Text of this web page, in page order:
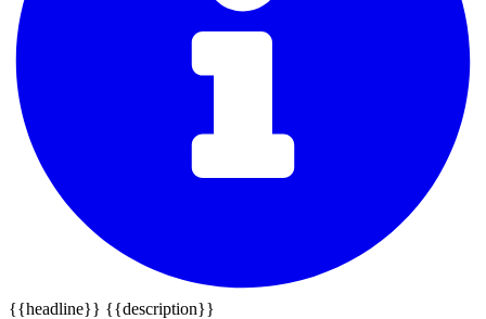
{{headline}} {{description}}